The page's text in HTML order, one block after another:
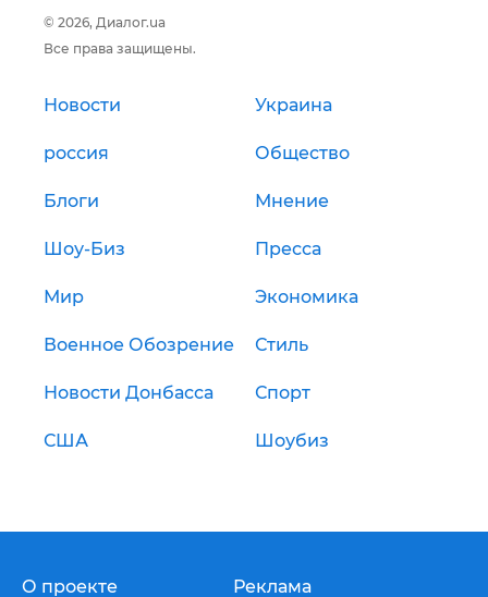
© 2026, Диалог.ua
Все права защищены.
Новости Украина
россия Общество
Блоги Мнение
Шоу-Биз Пресса
Мир Экономика
Военное Обозрение Стиль
Новости Донбасса Спорт
США Шоубиз
О проекте Реклама